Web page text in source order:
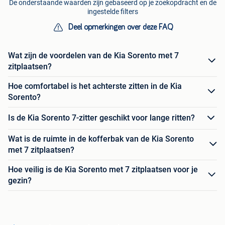
De onderstaande waarden zijn gebaseerd op je zoekopdracht en de
ingestelde filters
Deel opmerkingen over deze FAQ
Wat zijn de voordelen van de Kia Sorento met 7
zitplaatsen?
Hoe comfortabel is het achterste zitten in de Kia
Sorento?
Is de Kia Sorento 7-zitter geschikt voor lange ritten?
Wat is de ruimte in de kofferbak van de Kia Sorento
met 7 zitplaatsen?
Hoe veilig is de Kia Sorento met 7 zitplaatsen voor je
gezin?